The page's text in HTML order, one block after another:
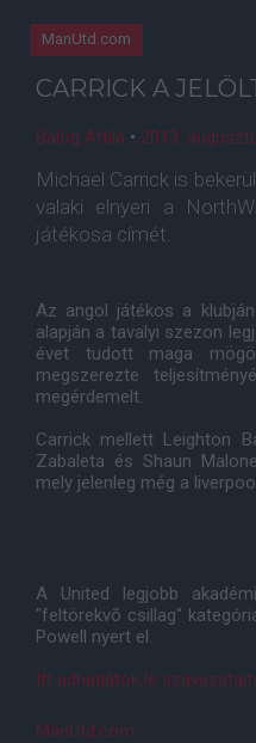
ManUtd.com
CARRICK A
Balog Attila • 2013.
Michael Carrick is
valaki elnyeri a
játékosa címét.
Az angol játékos a
alapján a tavalyi szezon
évet tudott maga
megszerezte
megérdemelt.
Carrick mellett Leighton
Zabaleta és Shaun
mely jelenleg még a
A United legjobb
"feltörekvõ csillag"
Powell nyert el.
Itt adhatjátok le
ManUtd.com